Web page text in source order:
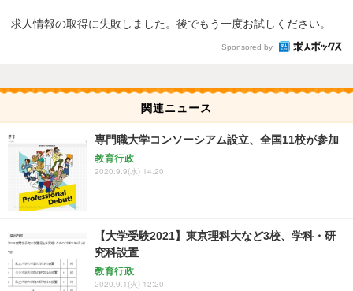
求人情報の取得に失敗しました。後でもう一度お試しください。
Sponsored by
関連ニュース
専門職大学コンソーシアム設立、全国11校が参加
教育行政
2020.9.9(水) 14:20
【大学受験2021】東京理科大など3校、学科・研
究科設置
教育行政
2020.9.1(火) 12:20